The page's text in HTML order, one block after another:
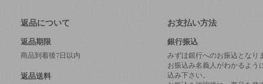
返品について
返品期限
商品到着後7日以内
返品送料
お支払い方法
銀行振込
みずほ銀行へのお振込となり
お振込み名義人がわかるよう
込み下さい。